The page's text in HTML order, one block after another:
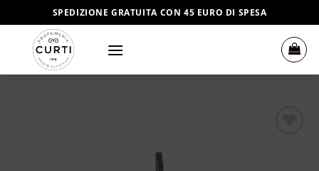
ai
contenuti
SPEDIZIONE GRATUITA CON 45 EURO DI SPESA